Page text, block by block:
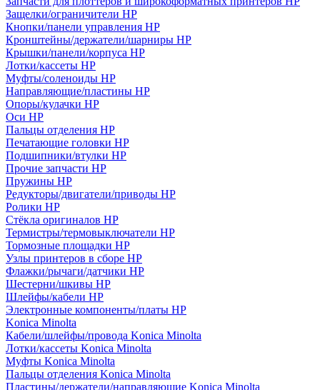
Защелки/ограничители HP
Кнопки/панели управления HP
Кронштейны/держатели/шарниры HP
Крышки/панели/корпуса HP
Лотки/кассеты HP
Муфты/соленоиды HP
Направляющие/пластины HP
Опоры/кулачки HP
Оси HP
Пальцы отделения HP
Печатающие головки HP
Подшипники/втулки HP
Прочие запчасти HP
Пружины HP
Редукторы/двигатели/приводы HP
Ролики HP
Стёкла оригиналов HP
Термистры/термовыключатели HP
Тормозные площадки HP
Узлы принтеров в сборе HP
Флажки/рычаги/датчики HP
Шестерни/шкивы HP
Шлейфы/кабели HP
Электронные компоненты/платы HP
Konica Minolta
Кабели/шлейфы/провода Konica Minolta
Лотки/кассеты Konica Minolta
Муфты Konica Minolta
Пальцы отделения Konica Minolta
Пластины/держатели/направляющие Konica Minolta